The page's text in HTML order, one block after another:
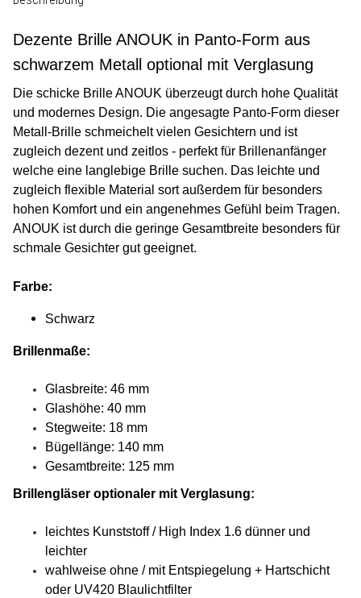
Dezente Brille ANOUK in Panto-Form aus
schwarzem Metall optional mit Verglasung
Die schicke Brille ANOUK überzeugt durch hohe Qualität
und modernes Design. Die angesagte Panto-Form dieser
Metall-Brille schmeichelt vielen Gesichtern und ist
zugleich dezent und zeitlos - perfekt für Brillenanfänger
welche eine langlebige Brille suchen. Das leichte und
zugleich flexible Material sort außerdem für besonders
hohen Komfort und ein angenehmes Gefühl beim Tragen.
ANOUK ist durch die geringe Gesamtbreite besonders für
schmale Gesichter gut geeignet.
Farbe:
Schwarz
Brillenmaße:
Glasbreite: 46 mm
Glashöhe: 40 mm
Stegweite: 18 mm
Bügellänge: 140 mm
Gesamtbreite: 125 mm
Brillengläser optionaler mit Verglasung:
leichtes Kunststoff / High Index 1.6 dünner und
leichter
wahlweise ohne / mit Entspiegelung + Hartschicht
oder UV420 Blaulichtfilter